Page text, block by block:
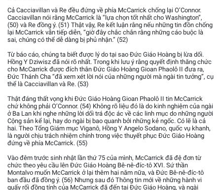
Cả Cacciavillan và Re đều đứng về phía McCarrick chống lại O’Connor.
Cacciavillan nói rằng McCarrick là “lựa chọn tốt nhất cho Washington”,
(50) và Re đồng ý. (51) Thật vậy, Re kết luận rằng nếu những tin đồn chống
lại McCarrick vẫn tiếp diễn, “giờ đây chắc chắn rằng những cáo buộc là
sai, chúng có thể dễ dàng bị phủ nhận.” (52)
Từ báo cáo, chúng ta biết được lý do tại sao Đức Giáo Hoàng bị lừa dối.
Hồng Y Dziwisz đã nói rõ nhất. Trong khi lưu ý rằng quyết định thăng chức
cho McCarrick được đích thân Đức Giáo Hoàng Gioan Phaolô II đưa ra,
Đức Thánh Cha “đã xem xét lời nói của những người mà ngài tin tưởng”, cụ
thể là Cacciavillan và Re. (53)
Thật đáng thất vọng khi Đức Giáo Hoàng Gioan Phaolô II tin McCarrick
chứ không phải O’Connor. (54) Không rõ liệu đó là do kinh nghiệm của ngài
ở Ba Lan khi nghe những lời dối trá độc ác về các linh mục do những người
Cộng sản kể lại, hay do ngài bị bao quanh bởi những kẻ ngốc. Có lẽ là cả
hai. Theo Tổng Giám mục Viganô, Hồng Y Angelo Sodano, quốc vụ khanh,
là người chịu trách nhiệm chính trong việc thuyết phục Đức Giáo Hoàng
đứng về phía McCarrick. (55)
Vào đêm trước sinh nhật lần thứ 75 của mình, McCarrick đã đệ đơn từ
chức theo yêu cầu lên Đức Giáo Hoàng Bê-nê-đíc-tô XVI. Sứ thần
Montalvo muốn McCarrick ở lại thêm hai năm nữa, và Đức Bê-nê-đíc-tô
ban đầu đã đồng ý. (56) Nhưng sau đó Thông tin mới về những hành vi
quấy rối đồng tính của McCarrick đã đến tai Đức Giáo Hoàng, và ngài